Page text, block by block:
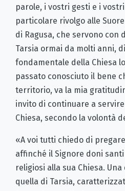
parole, i vostri gesti e i
particolare rivolgo alle
di Ragusa, che servono con
Tarsia ormai da molti anni,
fondamentale della Chiesa
passato conosciuto il bene
territorio, va la mia
invito di continuare a
Chiesa, secondo la volontà
«A voi tutti chiedo di
affinché il Signore doni
religiosi alla sua Chiesa.
quella di Tarsia,